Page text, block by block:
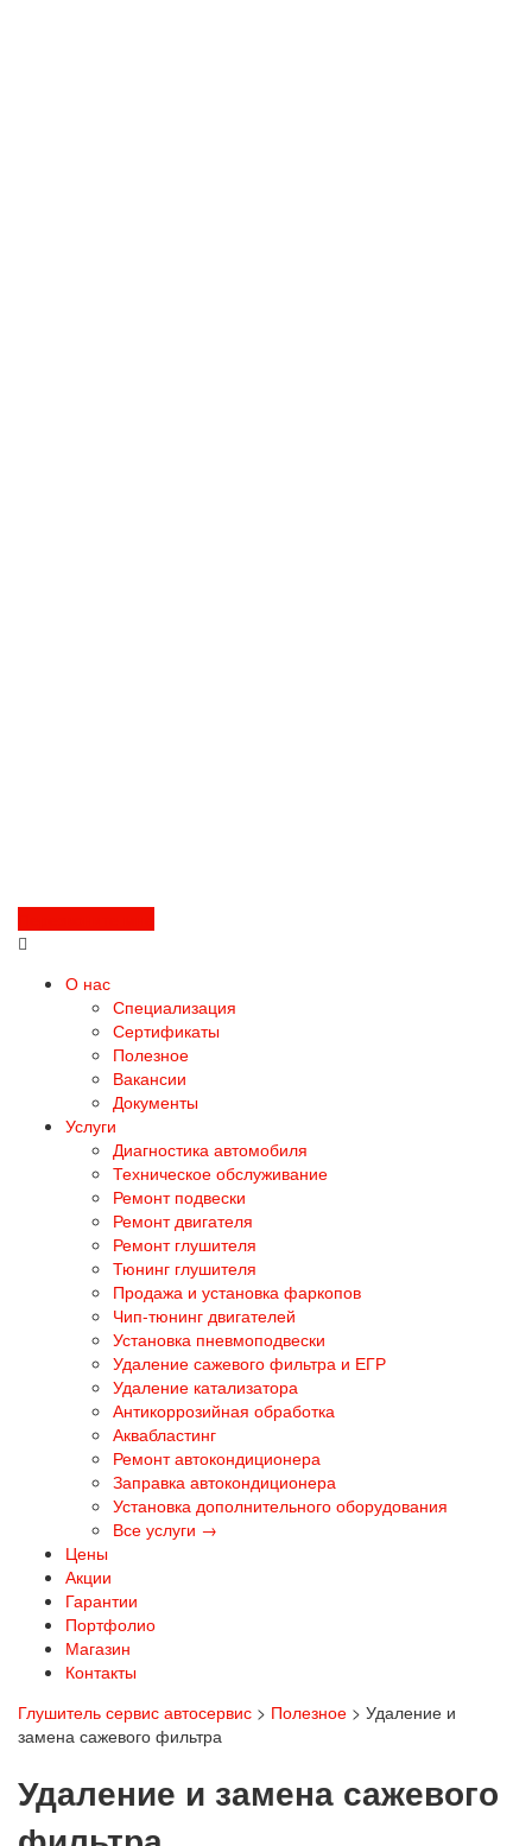
О нас
Специализация
Сертификаты
Полезное
Вакансии
Документы
Услуги
Диагностика автомобиля
Техническое обслуживание
Ремонт подвески
Ремонт двигателя
Ремонт глушителя
Тюнинг глушителя
Продажа и установка фаркопов
Чип-тюнинг двигателей
Установка пневмоподвески
Удаление сажевого фильтра и ЕГР
Удаление катализатора
Антикоррозийная обработка
Аквабластинг
Ремонт автокондиционера
Заправка автокондиционера
Установка дополнительного оборудования
Все услуги →
Цены
Акции
Гарантии
Портфолио
Магазин
Контакты
Глушитель сервис автосервис > Полезное > Удаление и
замена сажевого фильтра
Удаление и замена сажевого